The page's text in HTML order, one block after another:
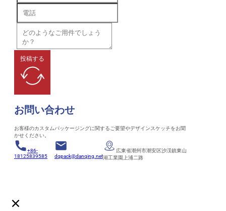
投稿する
お問い合わせ
お客様のカスタムパッケージングに関するご要望やデザインスケッチをお聞
かせください。
+86-
18125839585
dqpack@danqing.net
広東省潮州市潮安区沙渓鎮東山
湖工業園上浦二路